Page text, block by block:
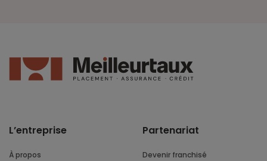
L’entreprise
À propos
Partenariat
Devenir franchisé